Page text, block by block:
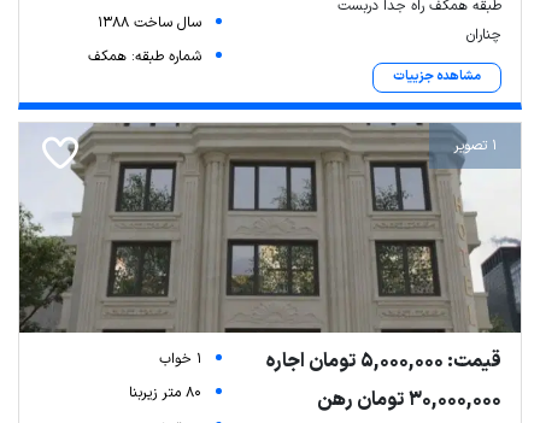
طبقه همکف راه جدا دربست
چناران
مشاهده جزییات
سال ساخت 1388
شماره طبقه: همکف
1 تصویر
قیمت: 5,000,000 تومان اجاره
30,000,000 تومان رهن
1 خواب
80 متر زیربنا